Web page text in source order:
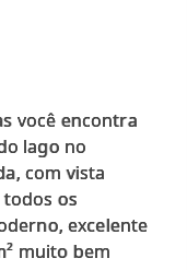
você encontra
lago no
com vista
os
excelente
muito bem